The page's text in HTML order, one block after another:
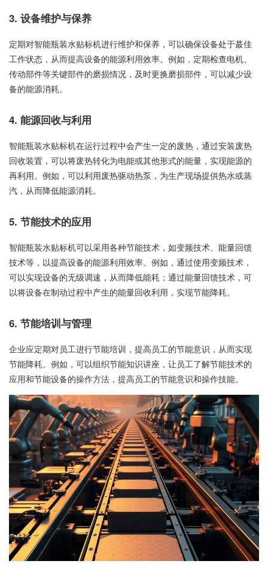
3. 设备维护与保养
定期对智能瓶装水贴标机进行维护和保养，可以确保设备处于蕞佳
工作状态，从而提高设备的能源利用效率。例如，定期检查电机、
传动部件等关键部件的磨损情况，及时更换磨损部件，可以减少设
备的能源消耗。
4. 能源回收与利用
智能瓶装水贴标机在运行过程中会产生一定的废热，通过安装废热
回收装置，可以将废热转化为电能或其他形式的能量，实现能源的
再利用。例如，可以利用废热驱动热泵，为生产现场提供热水或蒸
汽，从而降低能源消耗。
5. 节能技术的应用
智能瓶装水贴标机可以采用各种节能技术，如变频技术、能量回馈
技术等，以提高设备的能源利用效率。例如，通过使用变频技术，
可以实现设备的无级调速，从而降低能耗；通过能量回馈技术，可
以将设备在制动过程中产生的能量回收利用，实现节能降耗。
6. 节能培训与管理
企业应定期对员工进行节能培训，提高员工的节能意识，从而实现
节能降耗。例如，可以组织节能知识讲座，让员工了解节能技术的
应用和节能设备的操作方法，提高员工的节能意识和操作技能。